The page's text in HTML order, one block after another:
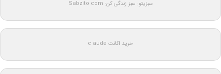
سبزیتو: سبز زندگی کن: Sabzito.com
خرید اکانت claude